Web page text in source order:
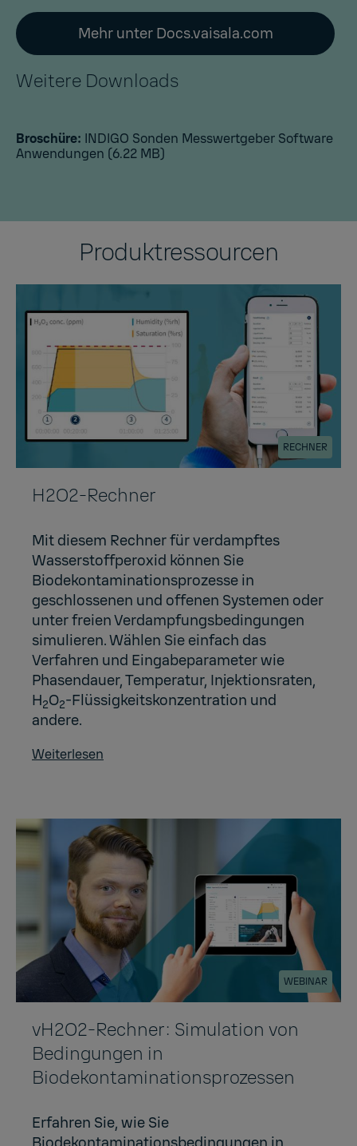
Mehr unter Docs.vaisala.com
Weitere Downloads
Broschüre: INDIGO Sonden Messwertgeber Software
Anwendungen (6.22 MB)
Produktressourcen
RECHNER
H2O2-Rechner
Mit diesem Rechner für verdampftes
Wasserstoffperoxid können Sie
Biodekontaminationsprozesse in
geschlossenen und offenen Systemen oder
unter freien Verdampfungsbedingungen
simulieren. Wählen Sie einfach das
Verfahren und Eingabeparameter wie
Phasendauer, Temperatur, Injektionsraten,
H2O2-Flüssigkeitskonzentration und
andere.
Weiterlesen
WEBINAR
vH2O2-Rechner: Simulation von
Bedingungen in
Biodekontaminationsprozessen
Erfahren Sie, wie Sie